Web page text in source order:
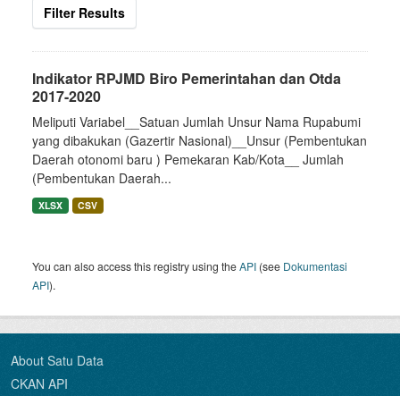
Filter Results
Indikator RPJMD Biro Pemerintahan dan Otda
2017-2020
Meliputi Variabel__Satuan Jumlah Unsur Nama Rupabumi
yang dibakukan (Gazertir Nasional)__Unsur (Pembentukan
Daerah otonomi baru ) Pemekaran Kab/Kota__ Jumlah
(Pembentukan Daerah...
XLSX CSV
You can also access this registry using theAPI (see Dokumentasi
API).
About Satu Data
CKAN API